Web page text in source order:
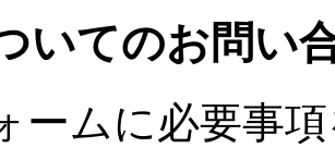
いてのお問い
ームに必要事